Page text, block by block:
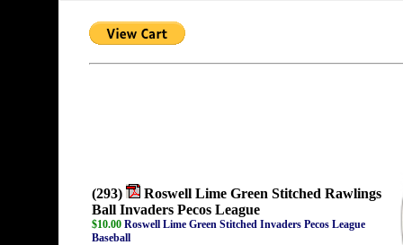
(293)
Roswell Lime Green Stitched Rawlings
Ball Invaders Pecos League
$10.00Roswell Lime Green Stitched Invaders Pecos League
Baseball